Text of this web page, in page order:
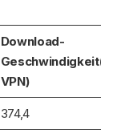
Download-
Geschwindigkeit
VPN)
374,4